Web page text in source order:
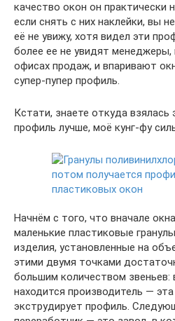
качество окон он практически
если снять с них наклейки, вы
её не увижу, хотя видел эти
более ее не увидят
офисах продаж, и впаривают
супер-пупер профиль.
Кстати, знаете откуда
профиль лучше, моё кунг-фу
Начнём с того, что вначале
маленькие пластиковые
изделия, установленные на
этими двумя точками
большим количеством звеньев:
находится производитель —
экструдирует профиль.